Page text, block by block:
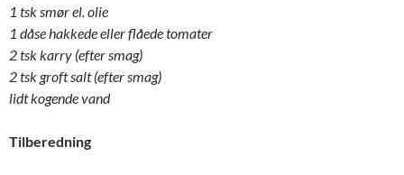
1 tsk smør el. olie
1 dåse hakkede eller flåede tomater
2 tsk karry (efter smag)
2 tsk groft salt (efter smag)
lidt kogende vand
Tilberedning